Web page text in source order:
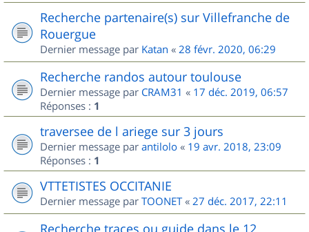
Recherche partenaire(s) sur Villefranche de
Rouergue
Dernier message par Katan « 28 févr. 2020, 06:29
Recherche randos autour toulouse
Dernier message par CRAM31 « 17 déc. 2019, 06:57
Réponses : 1
traversee de l ariege sur 3 jours
Dernier message par antilolo « 19 avr. 2018, 23:09
Réponses : 1
VTTETISTES OCCITANIE
Dernier message par TOONET« 27 déc. 2017, 22:11
Recherche traces ou guide dans le 12